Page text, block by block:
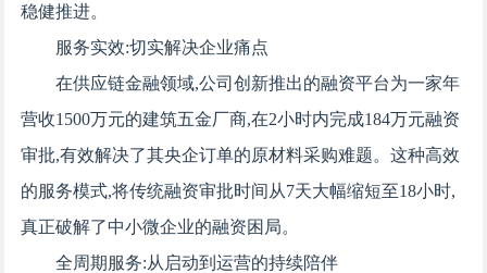
稳健推进。
服务实效:切实解决企业痛点
在供应链金融领域,公司创新推出的融资平台为一家年
营收1500万元的建筑五金厂商,在2小时内完成184万元融资
审批,有效解决了其央企订单的原材料采购难题。这种高效
的服务模式,将传统融资审批时间从7天大幅缩短至18小时,
真正破解了中小微企业的融资困局。
全周期服务:从启动到运营的持续陪伴